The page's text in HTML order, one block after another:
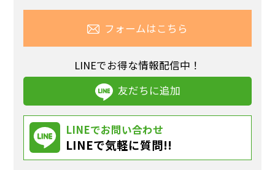
フォームはこちら
LINEでお得な情報配信中！
友だちに追加
LINEでお問い合わせ
LINEで気軽に質問!!